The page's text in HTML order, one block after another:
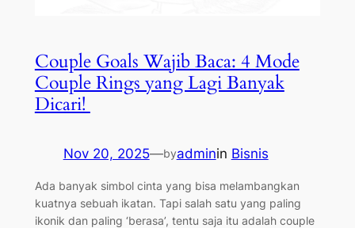
Couple Goals Wajib Baca: 4 Mode
Couple Rings yang Lagi Banyak
Dicari!
Nov 20, 2025—byadminin Bisnis
Ada banyak simbol cinta yang bisa melambangkan
kuatnya sebuah ikatan. Tapi salah satu yang paling
ikonik dan paling ‘berasa’, tentu saja itu adalah couple